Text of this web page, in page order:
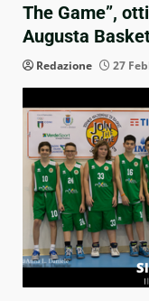
The Game”,
Augusta
Redazione 27